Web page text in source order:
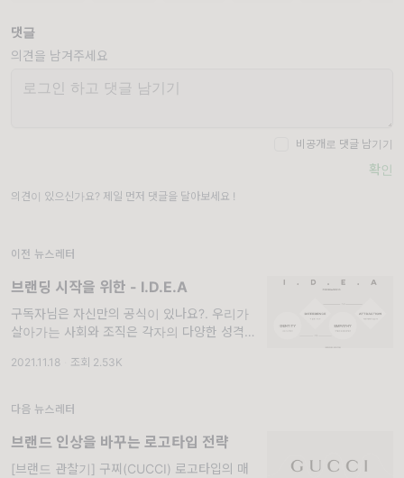
댓글
의견을 남겨주세요
비공개로 댓글 남기기
확인
의견이 있으신가요? 제일 먼저 댓글을 달아보세요 !
이전 뉴스레터
브랜딩 시작을 위한 - I.D.E.A
구독자님은 자신만의 공식이 있나요?. 우리가
살아가는 사회와 조직은 각자의 다양한 성격과
다양성만큼이나 저마다의 방법과 방식으로 살
2021.11.18 조회 2.53K
다음 뉴스레터
브랜드 인상을 바꾸는 로고타입 전략
[브랜드 관찰기] 구찌(CUCCI) 로고타입의 매